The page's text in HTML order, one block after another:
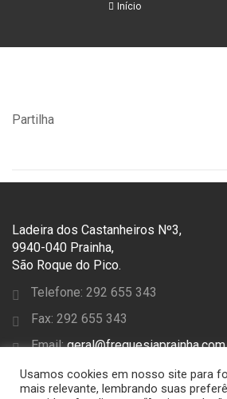
Início
Partilha
Ladeira dos Castanheiros Nº3,
9940-040 Prainha,
São Roque do Pico.
Telefone: 292 655 343
Fax: 292 655 343
Email:geral@freguesiaprainha.com
SEGUE-NOS
Usamos cookies em nosso site para
mais relevante, lembrando suas